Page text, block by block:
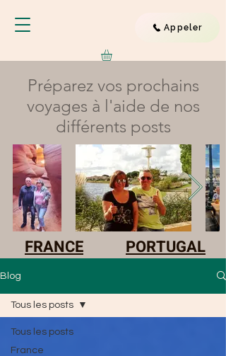
Appeler
Préparez vos prochains
voyages à l'aide de nos
différents posts
FRANCE PORTUGAL
Blog
Tous les posts
France
Tous les posts